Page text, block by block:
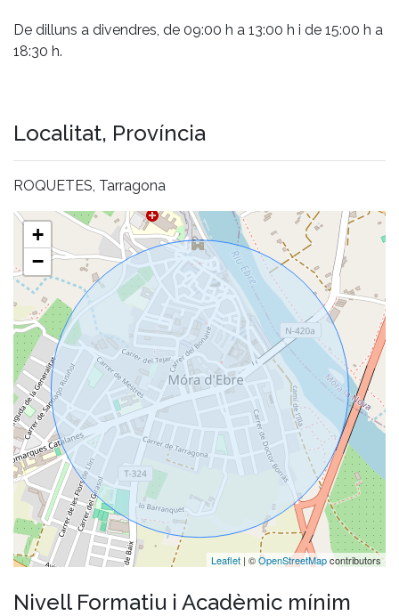
De dilluns a divendres, de 09:00 h a 13:00 h i de 15:00 h a
18:30 h.
Localitat, Província
ROQUETES, Tarragona
+
−
Leaflet | ©OpenStreetMapcontributors
Nivell Formatiu i Acadèmic mínim